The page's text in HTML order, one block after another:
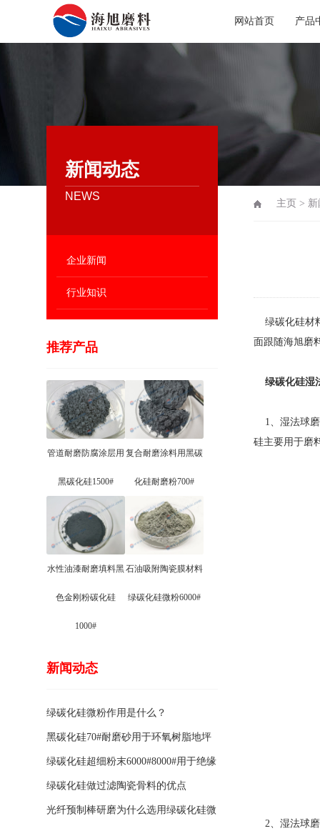
网站首页 产品
新闻动态
NEWS
企业新闻
行业知识
推荐产品
管道耐磨防腐涂层用
黑碳化硅1500#
复合耐磨涂料用黑碳
化硅耐磨粉700#
水性油漆耐磨填料黑
色金刚粉碳化硅
1000#
石油吸附陶瓷膜材料
绿碳化硅微粉6000#
新闻动态
绿碳化硅微粉作用是什么？
黑碳化硅70#耐磨砂用于环氧树脂地坪
骨料的特点有哪些？
绿碳化硅超细粉末6000#8000#用于绝缘
涂料的优点
绿碳化硅做过滤陶瓷骨料的优点
光纤预制棒研磨为什么选用绿碳化硅微
主页 >
绿碳化硅材
面跟随海旭磨
绿碳化硅湿
1、湿法球磨
硅主要用于磨
2、湿法球磨